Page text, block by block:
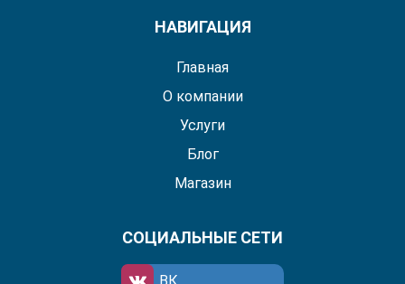
НАВИГАЦИЯ
Главная
О компании
Услуги
Блог
Магазин
СОЦИАЛЬНЫЕ СЕТИ